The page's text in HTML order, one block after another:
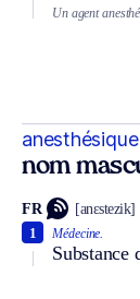
Un agent
anesthésique
nom
FR [anɛstezik]
Médecine.
Substance
1